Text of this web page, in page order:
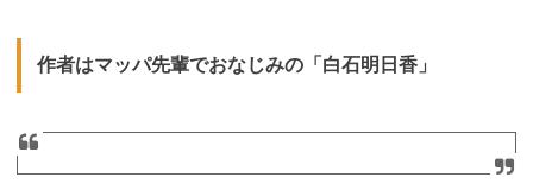
作者はマッパ先輩でおなじみの「白石明日香」